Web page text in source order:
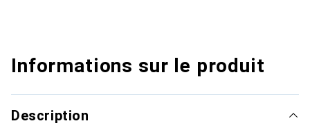
Informations sur le produit
Description